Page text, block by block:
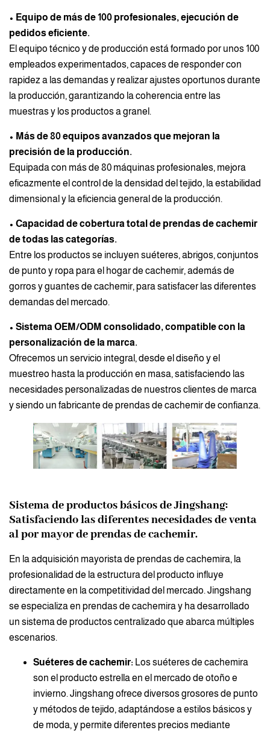
• Equipo de más de 100 profesionales, ejecución de
pedidos eficiente.
El equipo técnico y de producción está formado por unos 100
empleados experimentados, capaces de responder con
rapidez a las demandas y realizar ajustes oportunos durante
la producción, garantizando la coherencia entre las
muestras y los productos a granel.
• Más de 80 equipos avanzados que mejoran la
precisión de la producción.
Equipada con más de 80 máquinas profesionales, mejora
eficazmente el control de la densidad del tejido, la estabilidad
dimensional y la eficiencia general de la producción.
• Capacidad de cobertura total de prendas de cachemir
de todas las categorías.
Entre los productos se incluyen suéteres, abrigos, conjuntos
de punto y ropa para el hogar de cachemir, además de
gorros y guantes de cachemir, para satisfacer las diferentes
demandas del mercado.
• Sistema OEM/ODM consolidado, compatible con la
personalización de la marca.
Ofrecemos un servicio integral, desde el diseño y el
muestreo hasta la producción en masa, satisfaciendo las
necesidades personalizadas de nuestros clientes de marca
y siendo un fabricante de prendas de cachemir de confianza.
Sistema de productos básicos de Jingshang:
Satisfaciendo las diferentes necesidades de venta
al por mayor de prendas de cachemir.
En la adquisición mayorista de prendas de cachemira, la
profesionalidad de la estructura del producto influye
directamente en la competitividad del mercado. Jingshang
se especializa en prendas de cachemira y ha desarrollado
un sistema de productos centralizado que abarca múltiples
escenarios.
Suéteres de cachemir: Los suéteres de cachemira
son el producto estrella en el mercado de otoño e
invierno. Jingshang ofrece diversos grosores de punto
y métodos de tejido, adaptándose a estilos básicos y
de moda, y permite diferentes precios mediante